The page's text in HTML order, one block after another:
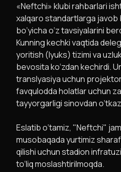
«Neftchi» klubi rahbarlari
xalqaro standartlarga javob
bo‘yicha o‘z tavsiyalarini
Kunning kechki vaqtida
yoritish (lyuks) tizimi va
bevosita ko‘zdan kechirdi.
translyasiya uchun
favqulodda holatlar uchun
tayyorgarligi sinovdan
Eslatib o‘tamiz, "Neftchi"
musobaqada yurtimiz
qilishi uchun stadion
to‘liq moslashtirilmoqda.